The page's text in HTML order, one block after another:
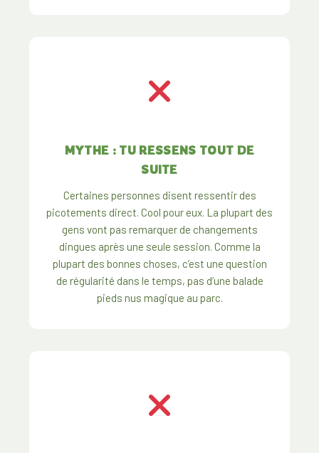
MYTHE : TU RESSENS TOUT DE
SUITE
Certaines personnes disent ressentir des
picotements direct. Cool pour eux. La plupart des
gens vont pas remarquer de changements
dingues après une seule session. Comme la
plupart des bonnes choses, c’est une question
de régularité dans le temps, pas d’une balade
pieds nus magique au parc.